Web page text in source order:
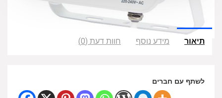
תיאור מידע נוסף חוות דעת (0)
לשתף עם חברים